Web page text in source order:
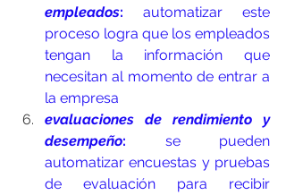
empleados: automatizar este
proceso logra que los empleados
tengan la información que
necesitan al momento de entrar a
la empresa
evaluaciones de rendimiento y
desempeño: se pueden
automatizar encuestas y pruebas
de evaluación para recibir